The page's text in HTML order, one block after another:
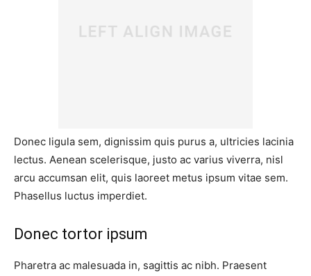
Donec ligula sem, dignissim quis purus a, ultricies lacinia
lectus. Aenean scelerisque, justo ac varius viverra, nisl
arcu accumsan elit, quis laoreet metus ipsum vitae sem.
Phasellus luctus imperdiet.
Donec tortor ipsum
Pharetra ac malesuada in, sagittis ac nibh. Praesent